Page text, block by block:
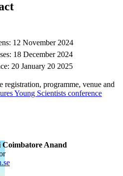
12 November 2024
18 December 2024
20 January 20 2025
registration, programme, venue and
Young Scientists conference
Anand